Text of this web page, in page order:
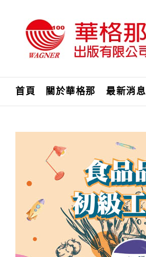
首頁 關於華格那 最新消息